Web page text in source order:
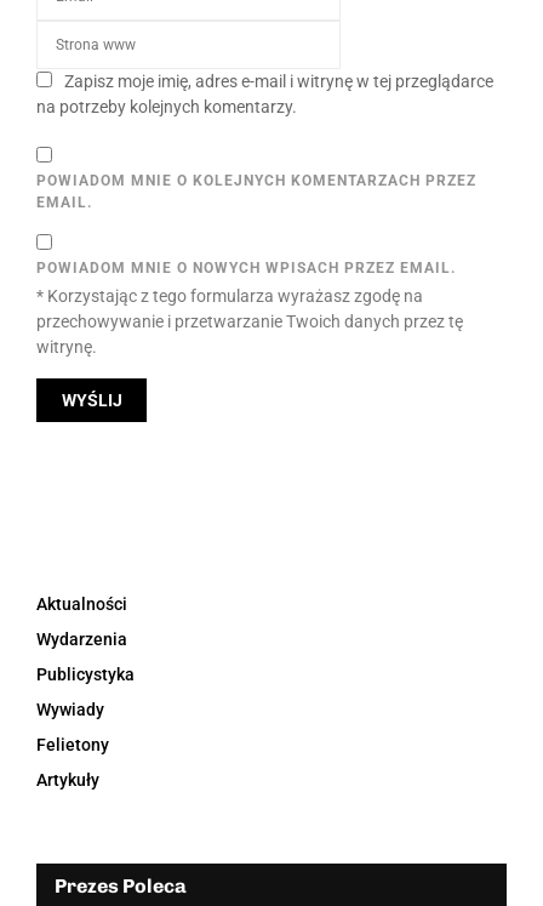
Zapisz moje imię, adres e-mail i witrynę w tej przeglądarce
na potrzeby kolejnych komentarzy.
POWIADOM MNIE O KOLEJNYCH KOMENTARZACH PRZEZ
EMAIL.
POWIADOM MNIE O NOWYCH WPISACH PRZEZ EMAIL.
* Korzystając z tego formularza wyrażasz zgodę na
przechowywanie i przetwarzanie Twoich danych przez tę
witrynę.
Aktualności
Wydarzenia
Publicystyka
Wywiady
Felietony
Artykuły
Prezes Poleca